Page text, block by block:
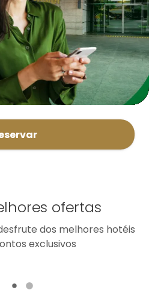
ofertas
dos melhores hotéis
exclusivos